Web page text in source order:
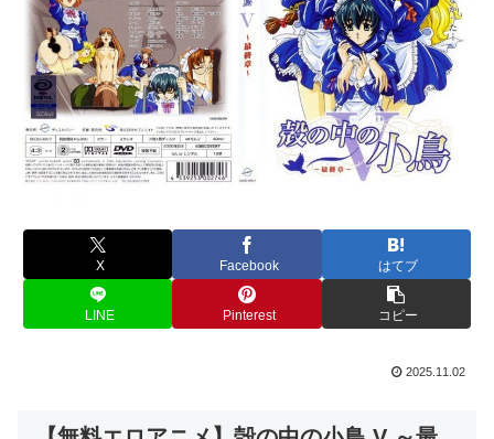
X Facebook はてブ
LINE Pinterest コピー
2025.11.02